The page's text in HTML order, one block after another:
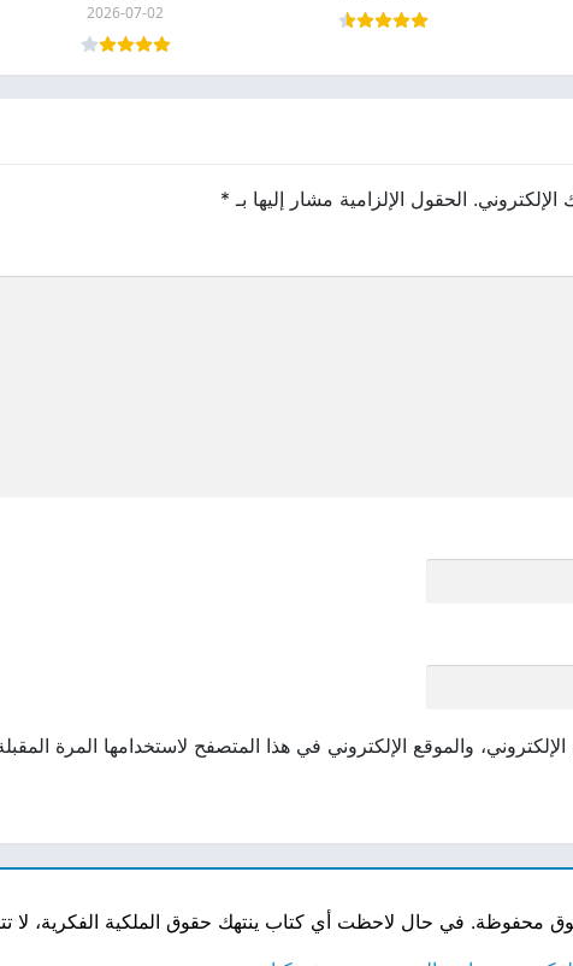
2026-07-02
الحقول الإلزامية مشار إليها بـ *
والموقع الإلكتروني في هذا المتصفح لاستخدامها المرة
محفوظة. في حال لاحظت أي كتاب ينتهك حقوق الملكية الفكرية، لا